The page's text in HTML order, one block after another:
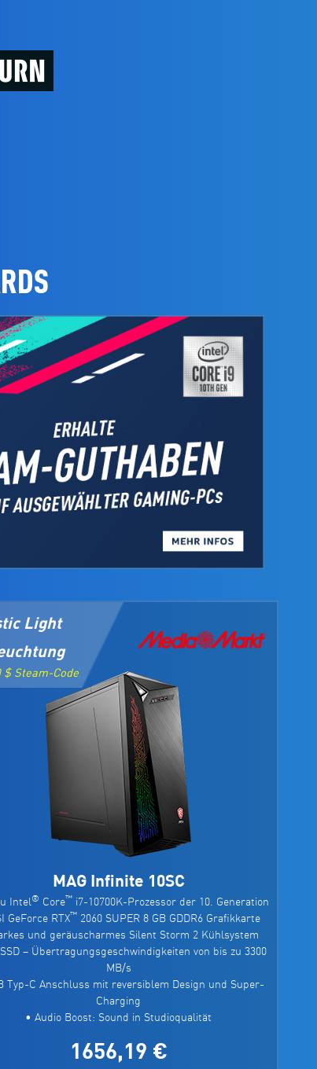
Light
$ Steam-Code
MAG Infinite 10SC
Intel® Core™ i7-10700K-Prozessor der 10. Generation
GeForce RTX™2060 SUPER 8 GB GDDR6 Grafikkarte
und geräuscharmes Silent Storm 2 Kühlsystem
– Übertragungsgeschwindigkeiten von bis zu 3300
MB/s
Typ-C Anschluss mit reversiblem Design und Super-
Charging
• Audio Boost: Sound in Studioqualität
1656,19 €